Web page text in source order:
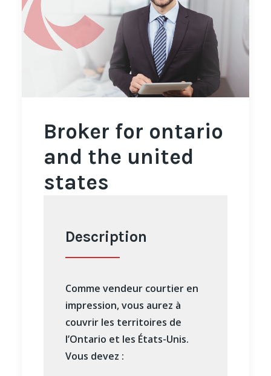
Français
Broker for ontario
and the united
states
Description
Comme vendeur courtier en
impression, vous aurez à
couvrir les territoires de
l’Ontario et les États-Unis.
Vous devez :